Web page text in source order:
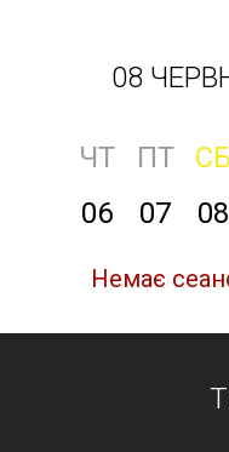
08
ЧТ ПТ
06
07 08
Немає